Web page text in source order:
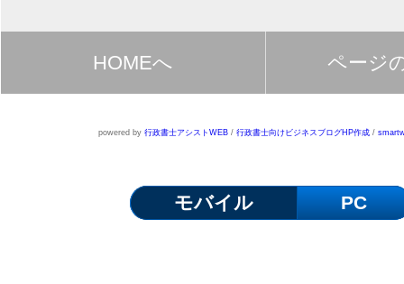
HOMEへ ページ
powered by 行政書士アシストWEB/ 行政書士向けビジネスブログHP作成/
モバイル PC